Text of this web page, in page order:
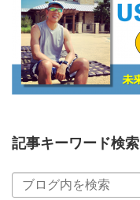
記事キーワード検索